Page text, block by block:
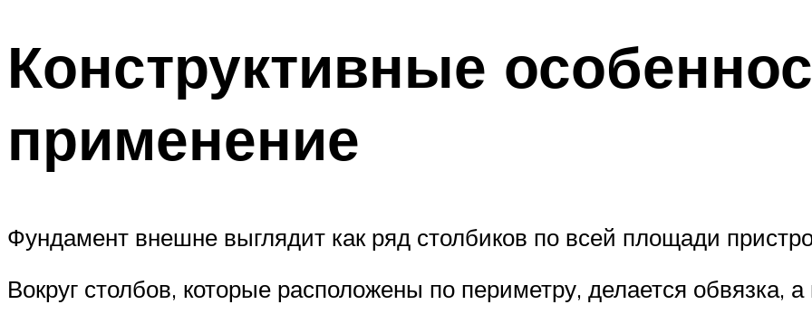
Конструктивные
применение
Фундамент внешне выглядит как ряд столбиков по всей площади
Вокруг столбов, которые расположены по периметру, делается обвязка,